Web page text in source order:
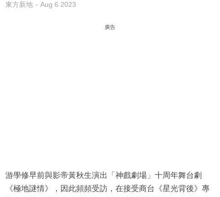
東方新地 Aug 6 2023
廣告
游學修早前與影帝黃秋生演出「神戲劇場」十周年舞台劇
《極地謎情》，因此頻頻受訪，在接受商台《星光背後》專